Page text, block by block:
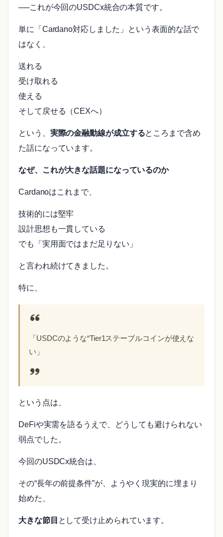
──これが今回のUSDCx統合の本質です。
単に「Cardano対応しました」という表面的な話で
はなく、
送れる
受け取れる
使える
そして戻せる（CEXへ）
という、 実際の金融動線が成立するところまで含め
た話になっています。
なぜ、これが大きな話題になっているのか
Cardanoはこれまで、
技術的には堅牢
設計思想も一貫している
でも「実用面ではまだ足りない」
と言われ続けてきました。
特に、
「USDCのような“Tier1ステーブルコインが使えな
い」
という点は、
DeFiや実需を語るうえで、どうしても避けられない
弱点でした。
今回のUSDCx統合は、
その“長年の前提条件”が、ようやく現実的に埋まり
始めた、
大きな節目 として受け止められています。